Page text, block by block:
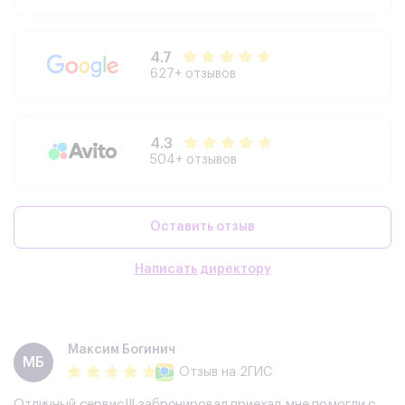
4.7
627+ отзывов
4.3
504+ отзывов
Оставить отзыв
Написать директору
МБ
Максим Богинич
Отзыв на 2ГИС